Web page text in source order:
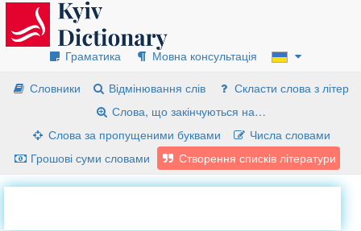
Граматика
Мовна консультація
Словники
Відмінювання слів
Скласти слова з літер
Слова, що закінчуються на…
Слова за пропущеними буквами
Числа словами
Грошові суми словами
Створення списків літератури